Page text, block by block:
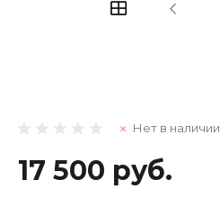
Нет в наличии
17 500 руб.